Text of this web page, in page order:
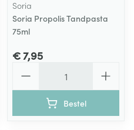
Soria
Soria Propolis Tandpasta
75ml
€ 7,95
Bestel